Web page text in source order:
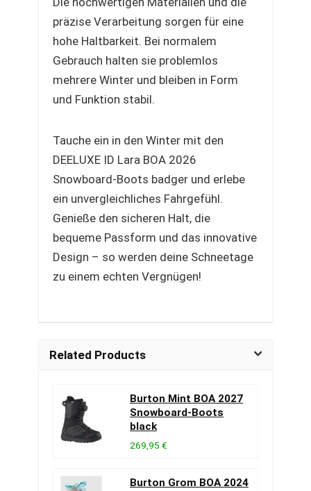
präzise Verarbeitung sorgen für eine
hohe Haltbarkeit. Bei normalem
Gebrauch halten sie problemlos
mehrere Winter und bleiben in Form
und Funktion stabil.
Tauche ein in den Winter mit den
DEELUXE ID Lara BOA 2026
Snowboard-Boots badger und erlebe
ein unvergleichliches Fahrgefühl.
Genieße den sicheren Halt, die
bequeme Passform und das innovative
Design – so werden deine Schneetage
zu einem echten Vergnügen!
Related Products
Burton Mint BOA 2027
Snowboard-Boots
black
269,95 €
Burton Grom BOA 2024